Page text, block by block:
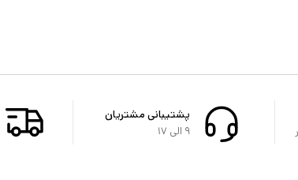
پشتیبانی مشتریان
۹ الی ۱۷